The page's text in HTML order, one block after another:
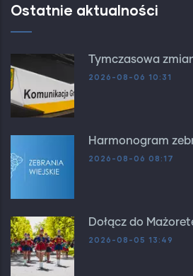
Ostatnie aktualności
Tymczasowa
2026-08-06 10:31
Harmonogram
2026-08-06 08:17
Dołącz do
2026-08-05 13:49